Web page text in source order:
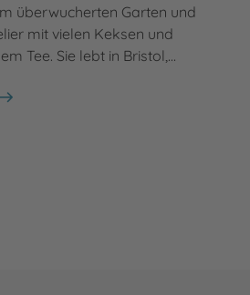
überwucherten Garten und
mit vielen Keksen und
Tee. Sie lebt in Bristol,…